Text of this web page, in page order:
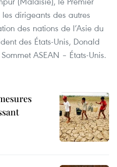
dirigeants des autres
des nations de l’Asie du
des États-Unis, Donald
ASEAN – États-Unis.